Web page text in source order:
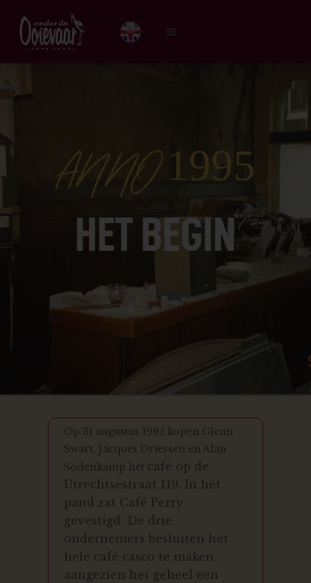
OVER ONS
DE GEHAKTBAL
ANNO 1995
HET BEGIN
Op 31 augustus 1995 kopen Glenn
Swart, Jacques Driessen en Alan
Sodenkamp het café op de
Utrechtsestraat 119. In het
pand zat Café Perry
gevestigd. De drie
ondernemers besluiten het
hele café casco te maken
aangezien het geheel een